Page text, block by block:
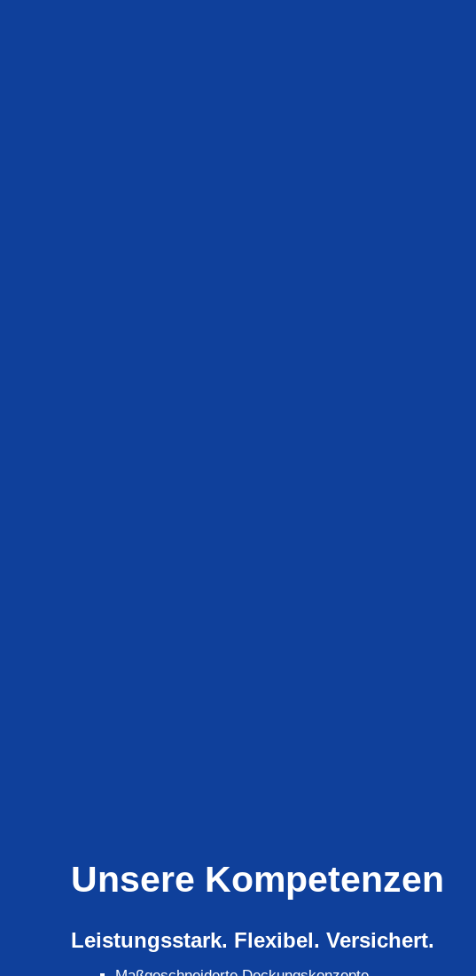
Unsere Kompetenzen
Leistungsstark. Flexibel. Versichert.